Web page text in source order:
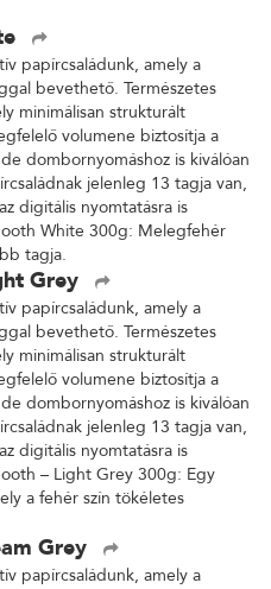
papírcsaládunk, amely a
bevethető. Természetes
minimálisan strukturált
volumene biztosítja a
dombornyomáshoz is kiválóan
jelenleg 13 tagja van,
digitális nyomtatásra is
White 300g: Melegfehér
tagja.
Grey
papírcsaládunk, amely a
bevethető. Természetes
minimálisan strukturált
volumene biztosítja a
dombornyomáshoz is kiválóan
jelenleg 13 tagja van,
digitális nyomtatásra is
– Light Grey 300g: Egy
a fehér szín tökéletes
Grey
papírcsaládunk, amely a